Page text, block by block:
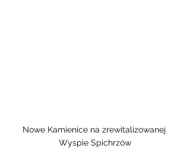
Nowe Kamienice na zrewitalizowanej
Wyspie Spichrzów